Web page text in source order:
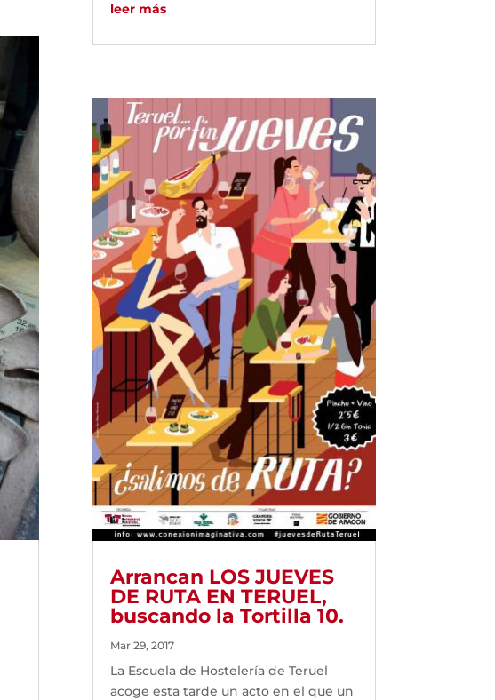
leer más
Arrancan LOS JUEVES
DE RUTA EN TERUEL,
buscando la Tortilla 10.
Mar 29, 2017
La Escuela de Hostelería de Teruel
acoge esta tarde un acto en el que un